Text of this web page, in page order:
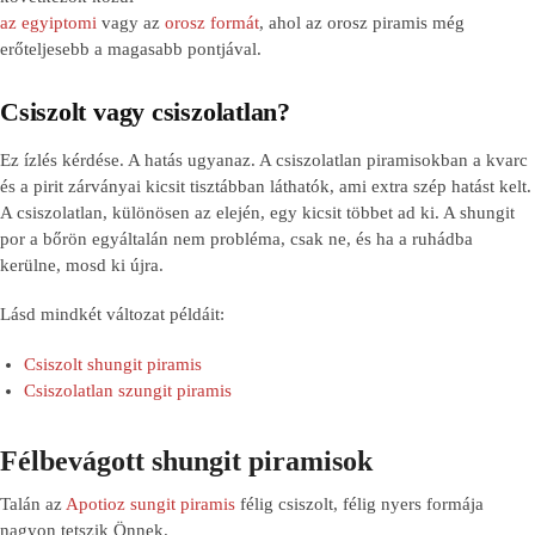
az egyiptomi vagy az orosz formát, ahol az orosz piramis még
erőteljesebb a magasabb pontjával.
Csiszolt vagy csiszolatlan?
Ez ízlés kérdése. A hatás ugyanaz. A csiszolatlan piramisokban a kvarc
és a pirit zárványai kicsit tisztábban láthatók, ami extra szép hatást kelt.
A csiszolatlan, különösen az elején, egy kicsit többet ad ki. A shungit
por a bőrön egyáltalán nem probléma, csak ne, és ha a ruhádba
kerülne, mosd ki újra.
Lásd mindkét változat példáit:
Csiszolt shungit piramis
Csiszolatlan szungit piramis
Félbevágott shungit piramisok
Talán az Apotioz sungit piramis félig csiszolt, félig nyers formája
nagyon tetszik Önnek.